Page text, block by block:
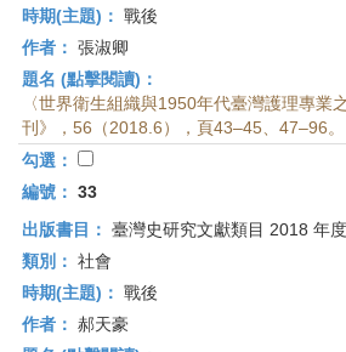
時期(主題)： 戰後
作者： 張淑卿
題名 (點擊閱讀)：
〈世界衛生組織與1950年代臺灣護理專業
刊》，56（2018.6），頁43–45、47–96。
勾選：
編號： 33
出版書目： 臺灣史研究文獻類目 2018 年度
類別： 社會
時期(主題)： 戰後
作者： 郝天豪